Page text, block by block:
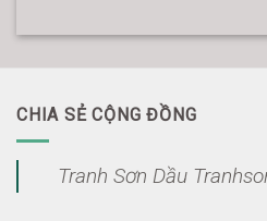
CHIA SẺ CỘNG ĐỒNG
Tranh Sơn Dầu